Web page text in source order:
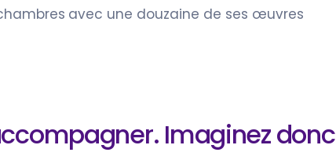
avec une douzaine de ses œuvres
Imaginez donc